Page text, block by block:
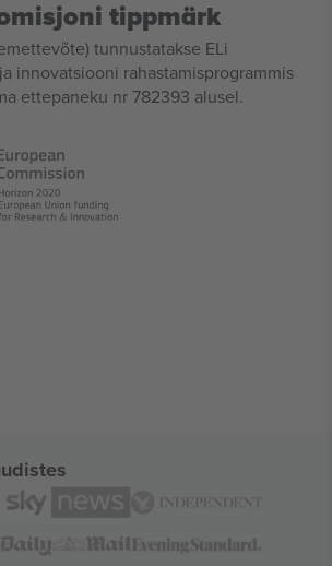
tippmärk
tunnustatakse ELi
innovatsiooni rahastamisprogrammis
ettepaneku nr 782393 alusel.